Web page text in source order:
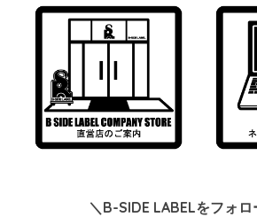
＼B-SIDE LABELをフォロ